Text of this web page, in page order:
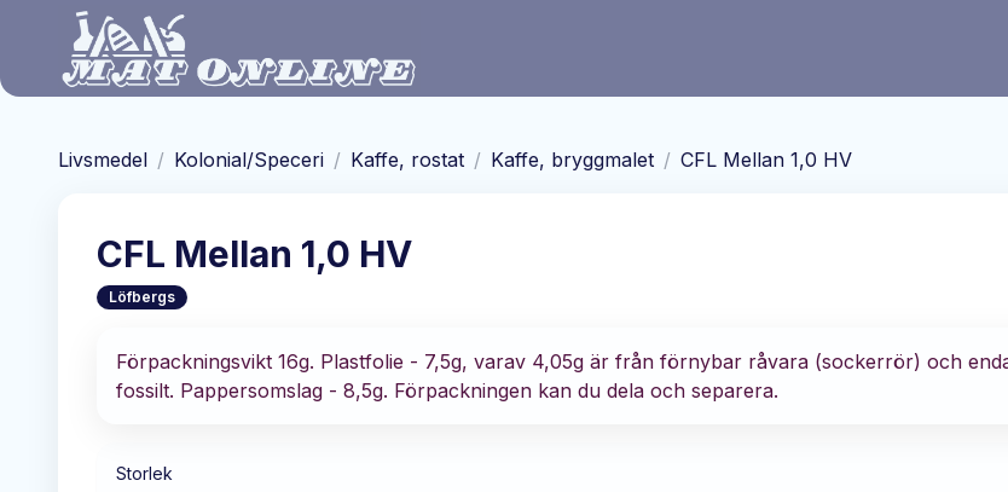
Hoppa till huvudinnehåll
Livsmedel / Kolonial/Speceri / Kaffe, rostat / Kaffe, bryggmalet / CFL Mellan 1,0 HV
CFL Mellan 1,0 HV
Löfbergs
Förpackningsvikt 16g. Plastfolie - 7,5g, varav 4,05g är från förnybar råvara (sockerrör) och
fossilt. Pappersomslag - 8,5g. Förpackningen kan du dela och separera.
Storlek